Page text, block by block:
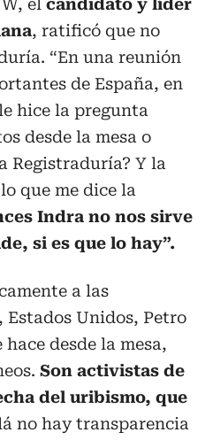
el candidato y líder
, ratificó que no
“En una reunión
de España, en
hice la pregunta
desde la mesa o
Registraduría? Y la
que me dice la
Indra no nos sirve
si es que lo hay”.
a las
Unidos, Petro
desde la mesa,
Son activistas de
del uribismo, que
no hay transparencia